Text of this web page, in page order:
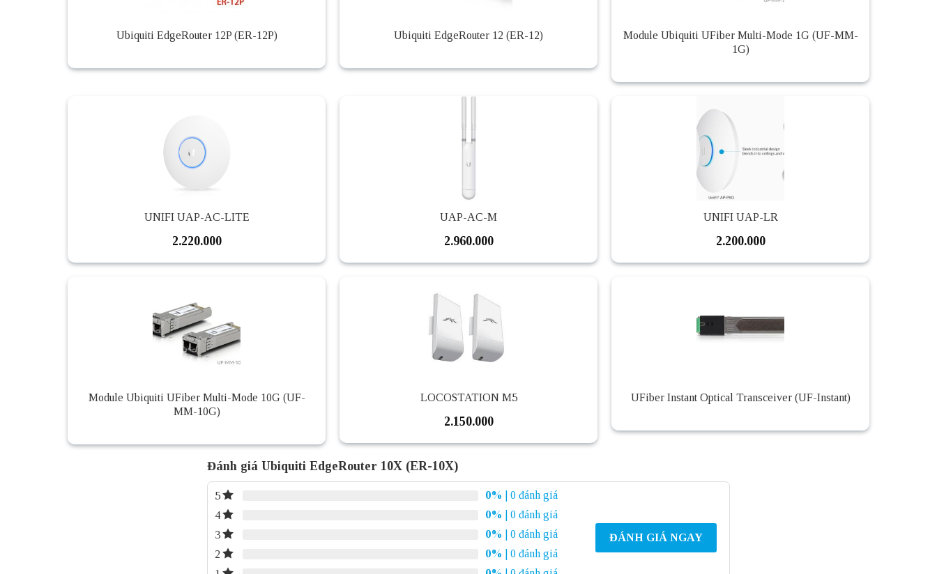
Ubiquiti EdgeRouter 12P (ER-12P) Ubiquiti EdgeRouter 12 (ER-12)
Module Ubiquiti UFiber Multi-Mode 1G (UF-MM-
1G)
UNIFI UAP-AC-LITE
2.220.000
UAP-AC-M
2.960.000
UNIFI UAP-LR
2.200.000
Module Ubiquiti UFiber Multi-Mode 10G (UF-
MM-10G)
LOCOSTATION M5
2.150.000
UFiber Instant Optical Transceiver (UF-Instant)
Đánh giá Ubiquiti EdgeRouter 10X (ER-10X)
5 0%
| 0 đánh giá
4
0%
| 0 đánh giá
3
0%
| 0 đánh giá
2
0%
| 0 đánh giá
ĐÁNH GIÁ NGAY